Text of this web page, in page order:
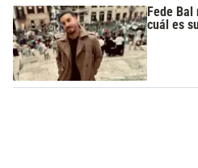
Fede
cuál es